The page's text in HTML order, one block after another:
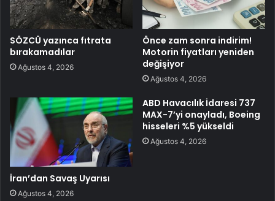
SÖZCÜ yazınca fıtrata
bırakamadılar
Ağustos 4, 2026
Önce zam sonra indirim!
Motorin fiyatları yeniden
değişiyor
Ağustos 4, 2026
İran’dan Savaş Uyarısı
Ağustos 4, 2026
ABD Havacılık İdaresi 737
MAX-7’yi onayladı, Boeing
hisseleri %5 yükseldi
Ağustos 4, 2026